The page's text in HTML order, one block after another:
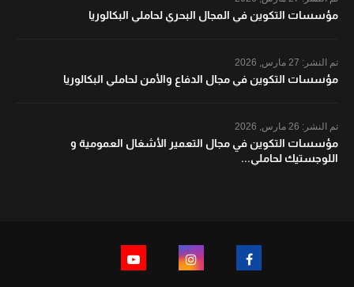
مؤسسات التكوين في المجال البحري لحاملي البكالوريا
تم النشر:
مؤسسات التكوين في مجال الدفاع والأمن لحاملي البكالوريا
تم النشر:
مؤسسات التكوين في مجال التعمير الأشغال العمومية و
اللوجستيك لحاملي...